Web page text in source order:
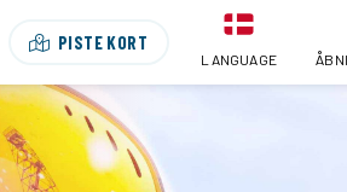
PISTE KORT
LANGUAGE